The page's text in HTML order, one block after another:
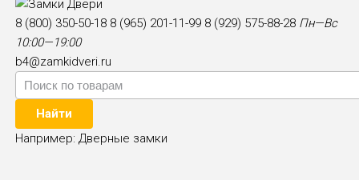
8 (800) 350-50-18 8 (965) 201-11-99 8 (929) 575-88-28 Пн—Вс
10:00—19:00
b4@zamkidveri.ru
Найти
Например:Дверные замки